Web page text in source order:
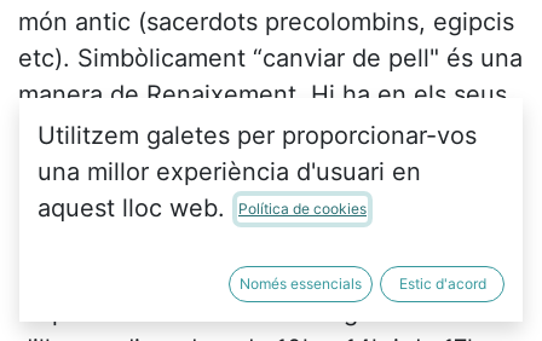
món antic (sacerdots precolombins, egipcis
etc). Simbòlicament “canviar de pell" és una
manera de Renaixement. Hi ha en els seus
personatges: somriures forçats com en les
selfies, rostres emergint de la cova i molta
soledat pròpia de l'individualisme tan
Es podrà visitar fins al 12 de gener de
Utilitzem galetes per proporcionar-vos
una millor experiència d'usuari en
aquest lloc web.
Política de cookies
Només essencials Estic d'acord